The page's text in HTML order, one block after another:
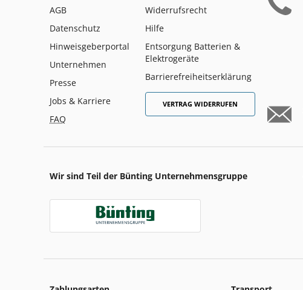
AGB
Datenschutz
Hinweisgeberportal
Unternehmen
Presse
Jobs & Karriere
FAQ
Widerrufsrecht
Hilfe
Entsorgung Batterien &
Elektrogeräte
Barrierefreiheitserklärung
VERTRAG WIDERRUFEN
Wir sind Teil der Bünting Unternehmensgruppe